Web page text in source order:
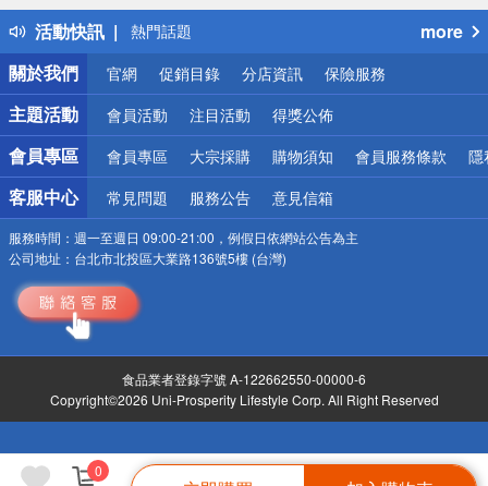
0
活動快訊
熱門話題
銀行優惠
偏遠地區配送
詐騙網頁！請小心！
more
關於我們
官網 促銷目錄 分店資訊 保險服務
主題活動 會員活動 注目活動 得獎公佈
會員專區 會員專區 大宗採購 購物須知 會員服務條款 隱
客服中心 常見問題 服務公告 意見信箱
服務時間： 週一至週日 09:00-21:00，例假日依網站公告為主
公司地址： 台北市北投區大業路136號5樓 (台灣)
食品業者登錄字號 A-122662550-00000-6
Copyright©2026 Uni-Prosperity Lifestyle Corp. All Right Reserved